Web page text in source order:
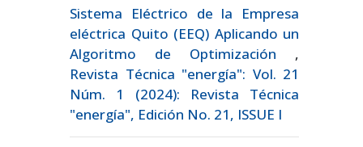
Sistema Eléctrico de la Empresa
eléctrica Quito (EEQ) Aplicando un
Algoritmo de Optimización ,
Revista Técnica "energía": Vol. 21
Núm. 1 (2024): Revista Técnica
"energía", Edición No. 21, ISSUE I